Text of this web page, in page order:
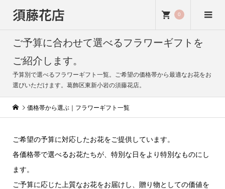
須藤花店 0
ご予算に合わせて選べるフラワーギフトを
ご紹介します。
予算別で選べるフラワーギフト一覧。ご希望の価格帯から最適なお花をお
選びいただけます。葛飾区東新小岩の須藤花店。
価格帯から選ぶ｜フラワーギフト一覧
ご希望の予算に対応したお花をご提供しています。
各価格帯で選べるお花たちが、特別な日をより特別なものにし
ます。
ご予算に応じた上質なお花をお届けし、贈り物としての価値を